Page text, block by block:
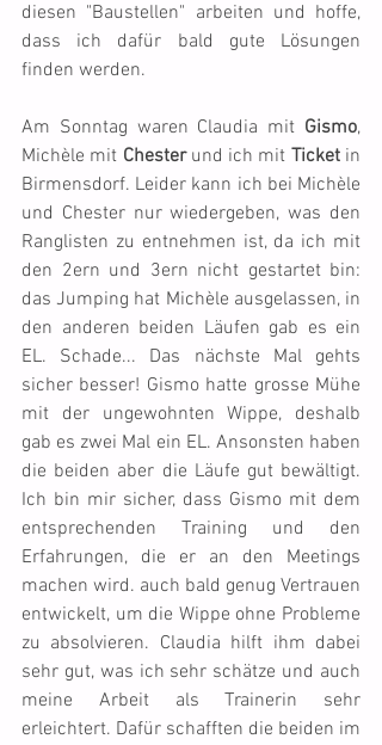
diesen "Baustellen" arbeiten und hoffe,
dass ich dafür bald gute Lösungen
finden werden.
Am Sonntag waren Claudia mit Gismo,
Michèle mit Chester und ich mit Ticket in
Birmensdorf. Leider kann ich bei Michèle
und Chester nur wiedergeben, was den
Ranglisten zu entnehmen ist, da ich mit
den 2ern und 3ern nicht gestartet bin:
das Jumping hat Michèle ausgelassen, in
den anderen beiden Läufen gab es ein
EL. Schade... Das nächste Mal gehts
sicher besser! Gismo hatte grosse Mühe
mit der ungewohnten Wippe, deshalb
gab es zwei Mal ein EL. Ansonsten haben
die beiden aber die Läufe gut bewältigt.
Ich bin mir sicher, dass Gismo mit dem
entsprechenden Training und den
Erfahrungen, die er an den Meetings
machen wird. auch bald genug Vertrauen
entwickelt, um die Wippe ohne Probleme
zu absolvieren. Claudia hilft ihm dabei
sehr gut, was ich sehr schätze und auch
meine Arbeit als Trainerin sehr
erleichtert. Dafür schafften die beiden im